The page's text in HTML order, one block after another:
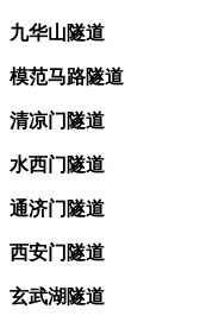
九华山隧道
模范马路隧道
清凉门隧道
水西门隧道
通济门隧道
西安门隧道
玄武湖隧道